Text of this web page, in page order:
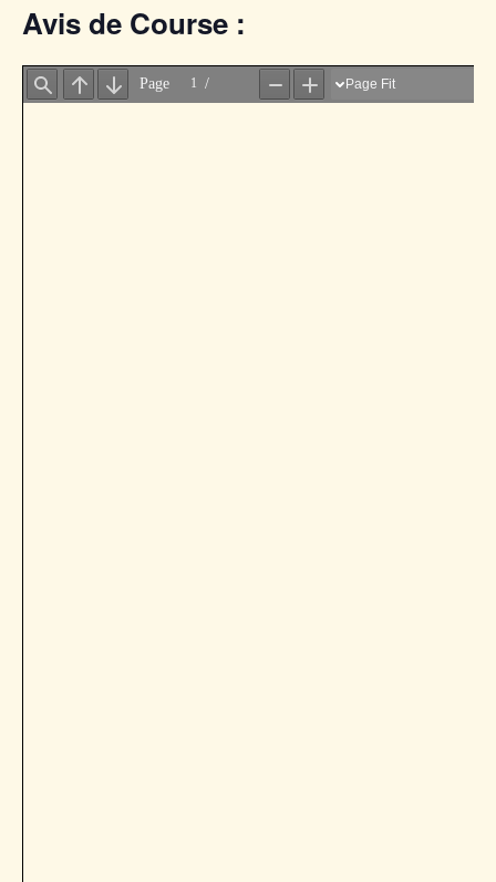
Avis de Course :